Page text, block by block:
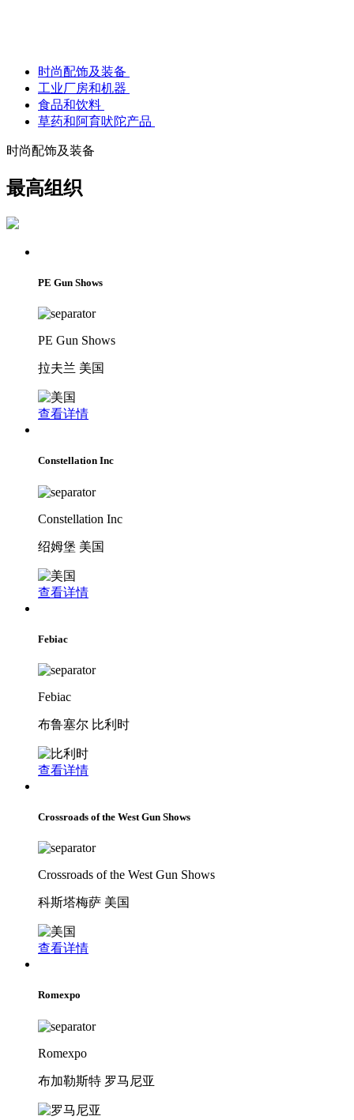
时尚配饰及装备
工业厂房和机器
食品和饮料
草药和阿育吠陀产品
时尚配饰及装备
最高组织
PE Gun Shows
PE Gun Shows
拉夫兰 美国
查看详情
Constellation Inc
Constellation Inc
绍姆堡 美国
查看详情
Febiac
Febiac
布鲁塞尔 比利时
查看详情
Crossroads of the West Gun Shows
Crossroads of the West Gun Shows
科斯塔梅萨 美国
查看详情
Romexpo
Romexpo
布加勒斯特 罗马尼亚